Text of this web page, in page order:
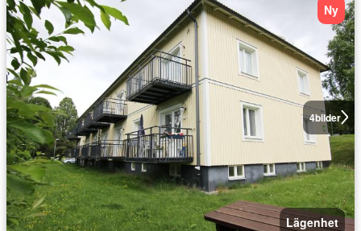
4bilder
Ny
Lägenhet